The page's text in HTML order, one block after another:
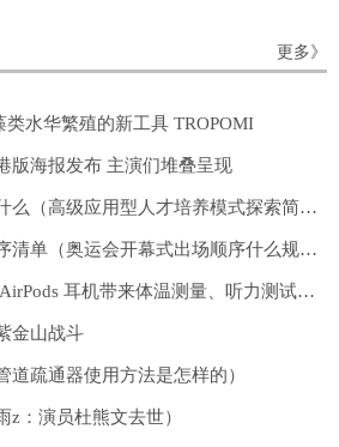
更多》
水华繁殖的新工具 TROPOMI
版海报发布 主演们堆叠呈现
高级应用型人才班是什么（高级应用型人才培养模式探索简介）
奥运会开幕式出场顺序清单（奥运会开幕式出场顺序什么规则）
古尔曼：苹果计划为 AirPods 耳机带来体温测量、听力测试功能
金山战斗
道疏通器使用方法是怎样的）
：演员杜熊文去世）